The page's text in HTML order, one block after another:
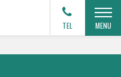
TEL MENU